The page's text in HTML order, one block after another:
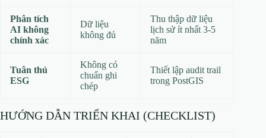
Phân tích
AI không
chính xác
Dữ liệu
không đủ
Thu thập dữ liệu
lịch sử ít nhất 3‑5
năm
Tuân thủ
ESG
Không có
chuẩn ghi
chép
Thiết lập audit trail
trong PostGIS
HƯỚNG DẪN TRIỂN KHAI (CHECKLIST)